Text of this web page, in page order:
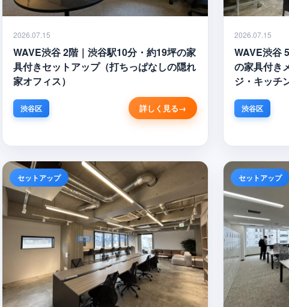
2026.07.15
WAVE渋谷 2階｜渋谷駅10分・約19坪の家
具付きセットアップ（打ちっぱなしの隠れ
家オフィス）
渋谷区 詳しく見る
2026.07.15
WAVE渋谷
の家具付き
ジ・キッチ
渋谷区
セットアップ セットアップ